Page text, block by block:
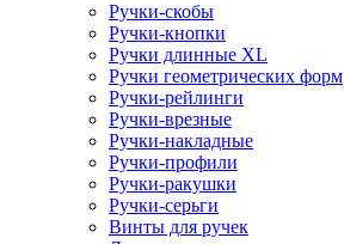
Ручки-скобы
Ручки-кнопки
Ручки длинные XL
Ручки геометрических форм
Ручки-рейлинги
Ручки-врезные
Ручки-накладные
Ручки-профили
Ручки-ракушки
Ручки-серьги
Винты для ручек